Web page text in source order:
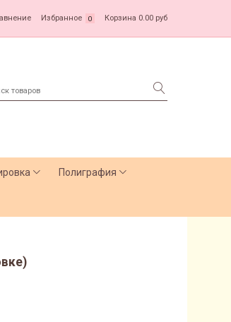
Избранное 0 Корзина 0.00 руб
Полиграфия